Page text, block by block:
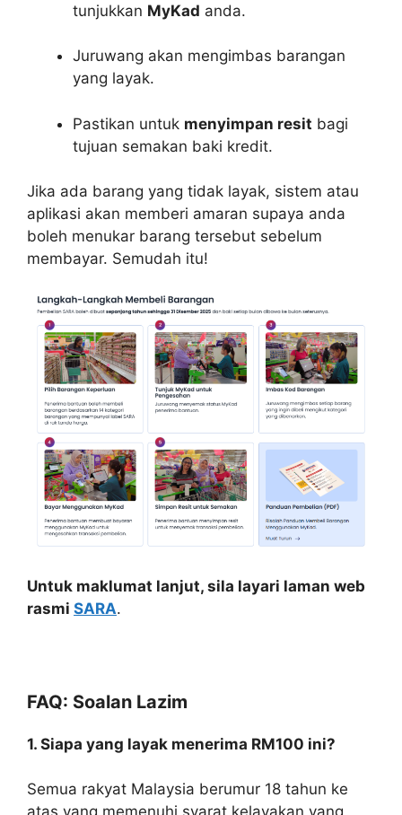
tunjukkan MyKad anda.
Juruwang akan mengimbas barangan
yang layak.
Pastikan untuk menyimpan resit bagi
tujuan semakan baki kredit.
Jika ada barang yang tidak layak, sistem atau
aplikasi akan memberi amaran supaya anda
boleh menukar barang tersebut sebelum
membayar. Semudah itu!
Untuk maklumat lanjut, sila layari laman web
rasmi SARA.
FAQ: Soalan Lazim
1. Siapa yang layak menerima RM100 ini?
Semua rakyat Malaysia berumur 18 tahun ke